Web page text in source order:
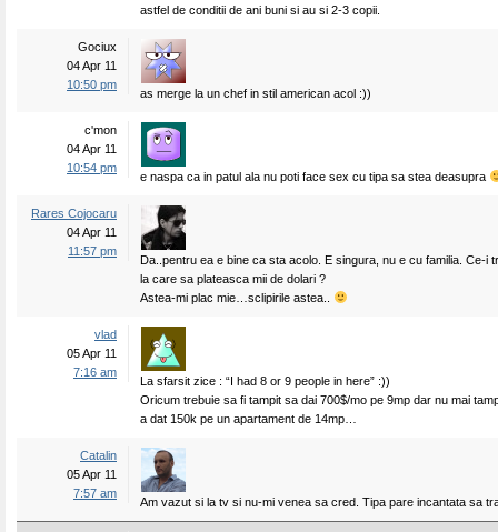
astfel de conditii de ani buni si au si 2-3 copii.
Gociux
04 Apr 11
10:50 pm
as merge la un chef in stil american acol :))
c'mon
04 Apr 11
10:54 pm
e naspa ca in patul ala nu poti face sex cu tipa sa stea deasupra
Rares Cojocaru
04 Apr 11
11:57 pm
Da..pentru ea e bine ca sta acolo. E singura, nu e cu familia. Ce-i
la care sa plateasca mii de dolari ?
Astea-mi plac mie…sclipirile astea..
vlad
05 Apr 11
7:16 am
La sfarsit zice : “I had 8 or 9 people in here” :))
Oricum trebuie sa fi tampit sa dai 700$/mo pe 9mp dar nu mai
a dat 150k pe un apartament de 14mp…
Catalin
05 Apr 11
7:57 am
Am vazut si la tv si nu-mi venea sa cred. Tipa pare incantata sa